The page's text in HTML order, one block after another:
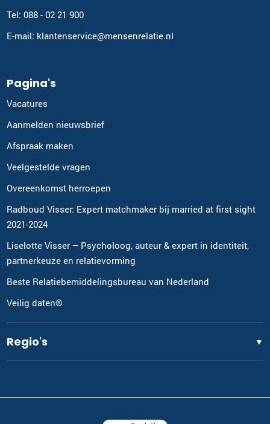
Tel: 088 - 02 21 900
E-mail: klantenservice@mensenrelatie.nl
Pagina's
Vacatures
Aanmelden nieuwsbrief
Afspraak maken
Veelgestelde vragen
Overeenkomst herroepen
Radboud Visser: Expert matchmaker bij married at first sight
2021-2024
Liselotte Visser – Psycholoog, auteur & expert in identiteit,
partnerkeuze en relatievorming
Beste Relatiebemiddelingsbureau van Nederland
Veilig daten®
Regio's ▼